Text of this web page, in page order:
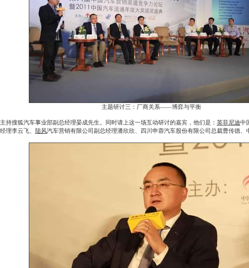
主题研讨三：厂商关系——博弈与平衡
搜狐汽车事业部副总经理晏成先生。同时请上这一场互动研讨的嘉宾，他们是： 英菲尼迪中
理李云飞、 陆风汽车营销有限公司副总经理潘欣欣、四川申蓉汽车股份有限公司总裁曹传德、